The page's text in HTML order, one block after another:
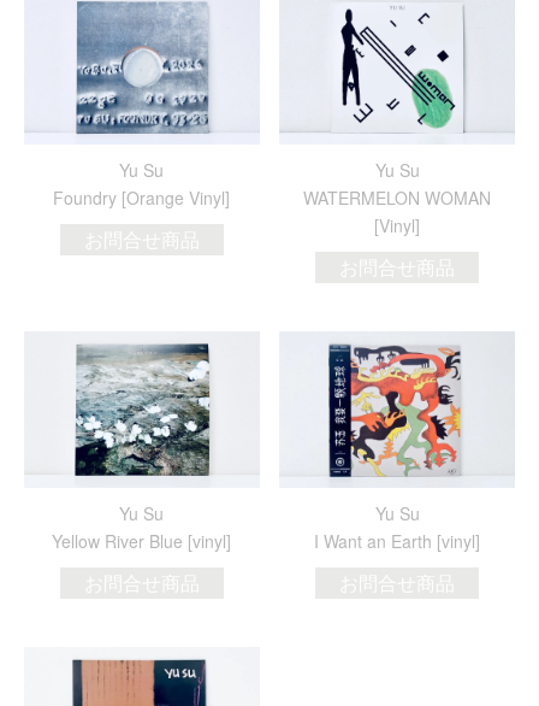
Yu Su
Foundry [Orange Vinyl]
お問合せ商品
Yu Su
WATERMELON WOMAN
[Vinyl]
お問合せ商品
Yu Su
Yellow River Blue [vinyl]
お問合せ商品
Yu Su
I Want an Earth [vinyl]
お問合せ商品